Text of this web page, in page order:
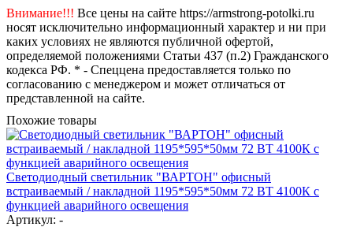
Внимание!!! Все цены на сайте https://armstrong-potolki.ru
носят исключительно информационный характер и ни при
каких условиях не являются публичной офертой,
определяемой положениями Статьи 437 (п.2) Гражданского
кодекса РФ. * - Спеццена предоставляется только по
согласованию с менеджером и может отличаться от
представленной на сайте.
Похожие товары
Светодиодный светильник "ВАРТОН" офисный
встраиваемый / накладной 1195*595*50мм 72 ВТ 4100К с
функцией аварийного освещения
Артикул: -